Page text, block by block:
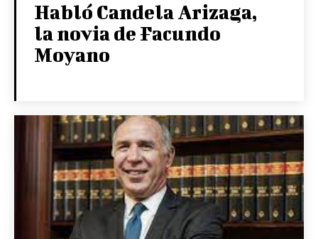
Habló Candela Arizaga,
la novia de Facundo
Moyano